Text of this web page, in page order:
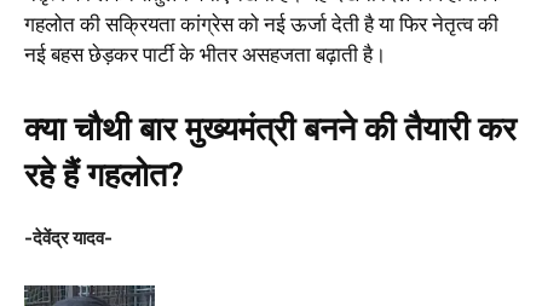
गहलोत की सक्रियता कांग्रेस को नई ऊर्जा देती है या फिर नेतृत्व की
नई बहस छेड़कर पार्टी के भीतर असहजता बढ़ाती है।
क्या चौथी बार मुख्यमंत्री बनने की तैयारी कर
रहे हैं गहलोत?
-देवेंद्र यादव-